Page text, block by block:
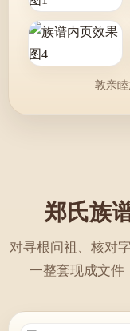
敦亲
郑氏族
对寻根问祖、核对
一整套现成文件